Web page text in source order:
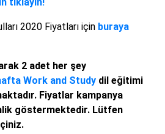
2020 Fiyatları için buraya
2 adet her şey
Work and Study dil eğitimi
Fiyatlar kampanya
göstermektedir. Lütfen